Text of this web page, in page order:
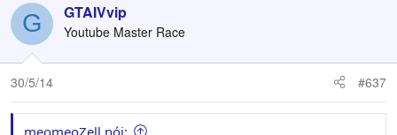
G GTAIVvip
Youtube Master Race
30/5/14 #637
meomeoZell nói: